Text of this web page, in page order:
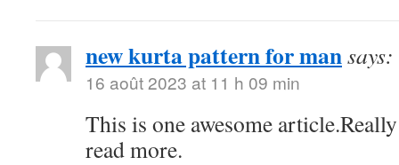
new kurta pattern for mansays:
16 août 2023 at 11 h 09 min
This is one awesome
read more.